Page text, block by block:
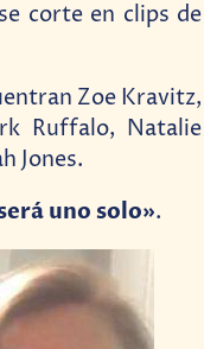
corte en clips de
Zoe Kravitz,
Ruffalo, Natalie
Jones.
uno solo».